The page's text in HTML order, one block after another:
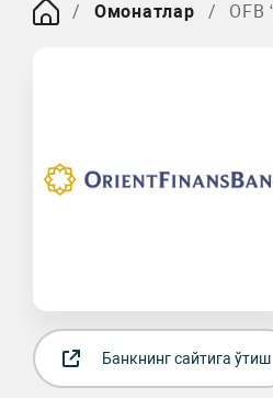
Омонатлар OFB
Банкнинг сайтига ўтиш